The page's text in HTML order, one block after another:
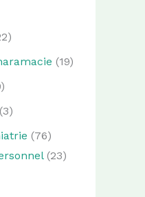
(19)
(3)
(76)
(23)